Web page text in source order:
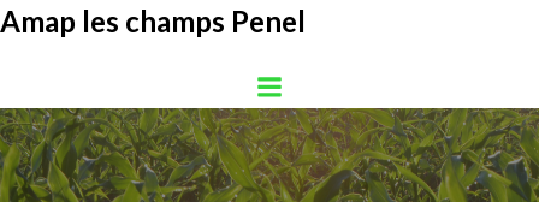
Aller
Amap les champs Penel